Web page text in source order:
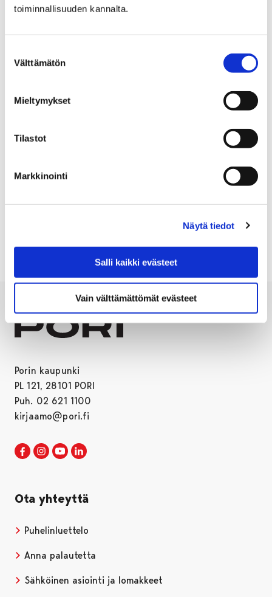
toiminnallisuuden kannalta.
valinta
Välttämätön
Mieltymykset
Tilastot
Markkinointi
Näytä tiedot
Salli kaikki evästeet
Vain välttämättömät evästeet
puoleinen julkisivu säilyy ennallaan räystäslinjaltaan,
väritykseltä ja materiaaleilta. Sisäpihan puoleiseen
muuntaminen esimerkiksi asuinkäyttöön olisi
Tutustu kaavan
rakennus. Kaavakohde sen takana näkyvä vaalea
RIIHIKETO
Porin kaupunki
PL 121, 28101 PORI
Puh. 02 621 1100
kirjaamo@pori.fi
Porin kaupunki Facebookissa
Avautuu uudessa välilehdessä
Porin kaupunki Instagramissa
Avautuu uudessa välilehdessä
Porin kaupunki Youtubessa
Avautuu uudessa välilehdessä
Ota yhteyttä
Puhelinluettelo
Anna palautetta
Sähköinen asiointi ja lomakkeet